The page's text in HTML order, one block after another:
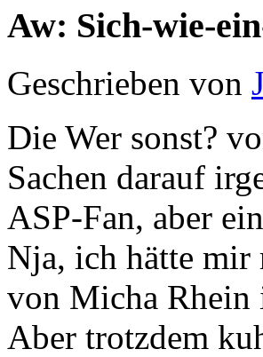
Aw: Sich-wie-
Geschrieben von
Die Wer sonst?
Sachen darauf
ASP-Fan, aber
Nja, ich hätte mir
von Micha Rhein
Aber trotzdem